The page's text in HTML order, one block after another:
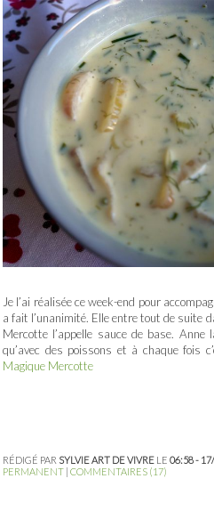
Je l’ai réalisée ce week-end pour
a fait l’unanimité. Elle entre tout de suite
Mercotte l’appelle sauce de base.
qu’avec des poissons et à chaque fois
Magique Mercotte
RÉDIGÉ PAR SYLVIE ART DE VIVRE LE 06:58 -
PERMANENT | COMMENTAIRES (17)